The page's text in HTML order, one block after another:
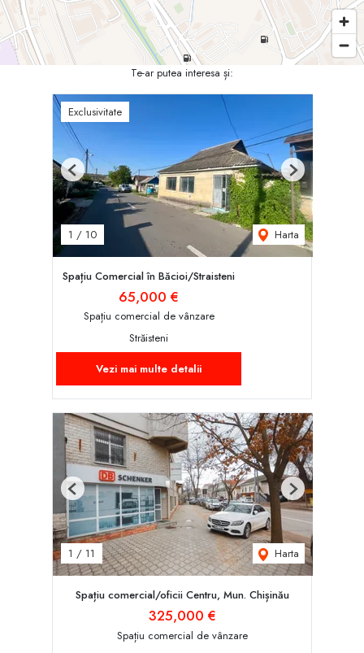
Te-ar putea interesa și:
Exclusivitate
1 / 10 Harta
Previous Next
Spațiu Comercial în Băcioi/Straisteni
65,000 €
Spațiu comercial de vânzare
Străisteni
Vezi mai multe detalii
1 / 11 Harta
Previous Next
Spațiu comercial/oficii Centru, Mun. Chișinău
325,000 €
Spațiu comercial de vânzare